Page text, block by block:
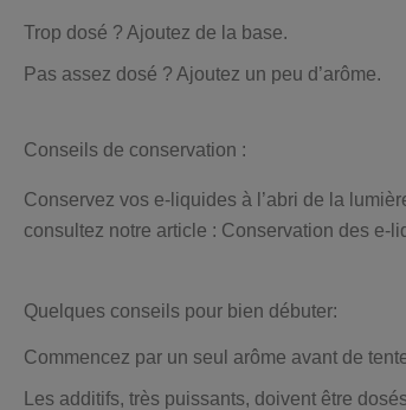
Trop dosé ? Ajoutez de la base.
Pas assez dosé ? Ajoutez un peu d’arôme.
Conseils de conservation :
Conservez vos e-liquides à l’abri de la
consultez notre article : Conservation des e-
Quelques conseils pour bien débuter:
Commencez par un seul arôme avant de
Les additifs, très puissants, doivent être